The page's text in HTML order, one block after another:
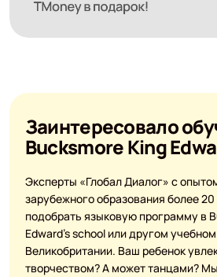
Заинтересовало
Bucksmore King
Эксперты «Глобал Диалог» с
зарубежного образования более
подобрать языковую программу в
Edward’s school или другом
Великобритании. Ваш ребенок
творчеством? А может танцами?